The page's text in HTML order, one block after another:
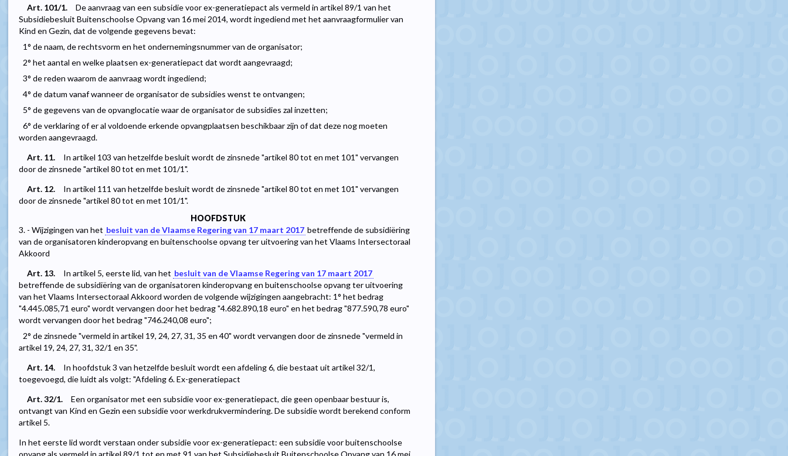
Art. 101/1.
De aanvraag van een subsidie voor ex-generatiepact als vermeld in artikel 89/1 van het
Subsidiebesluit Buitenschoolse Opvang van 16 mei 2014, wordt ingediend met het aanvraagformulier van
Kind en Gezin, dat de volgende gegevens bevat:
1° de naam, de rechtsvorm en het ondernemingsnummer van de organisator;
2° het aantal en welke plaatsen ex-generatiepact dat wordt aangevraagd;
3° de reden waarom de aanvraag wordt ingediend;
4° de datum vanaf wanneer de organisator de subsidies wenst te ontvangen;
5° de gegevens van de opvanglocatie waar de organisator de subsidies zal inzetten;
6° de verklaring of er al voldoende erkende opvangplaatsen beschikbaar zijn of dat deze nog moeten
worden aangevraagd.
Art. 11.
In artikel 103 van hetzelfde besluit wordt de zinsnede "artikel 80 tot en met 101" vervangen
door de zinsnede "artikel 80 tot en met 101/1".
Art. 12.
In artikel 111 van hetzelfde besluit wordt de zinsnede "artikel 80 tot en met 101" vervangen
door de zinsnede "artikel 80 tot en met 101/1".
HOOFDSTUK
3. - Wijzigingen van het besluit van de Vlaamse Regering van 17 maart 2017 betreffende de subsidiëring
van de organisatoren kinderopvang en buitenschoolse opvang ter uitvoering van het Vlaams Intersectoraal
Akkoord
Art. 13.
In artikel 5, eerste lid, van het besluit van de Vlaamse Regering van 17 maart 2017
betreffende de subsidiëring van de organisatoren kinderopvang en buitenschoolse opvang ter uitvoering
van het Vlaams Intersectoraal Akkoord worden de volgende wijzigingen aangebracht: 1° het bedrag
"4.445.085,71 euro" wordt vervangen door het bedrag "4.682.890,18 euro" en het bedrag "877.590,78 euro"
wordt vervangen door het bedrag "746.240,08 euro";
2° de zinsnede "vermeld in artikel 19, 24, 27, 31, 35 en 40" wordt vervangen door de zinsnede "vermeld in
artikel 19, 24, 27, 31, 32/1 en 35".
Art. 14.
In hoofdstuk 3 van hetzelfde besluit wordt een afdeling 6, die bestaat uit artikel 32/1,
toegevoegd, die luidt als volgt: "Afdeling 6. Ex-generatiepact
Art. 32/1.
Een organisator met een subsidie voor ex-generatiepact, die geen openbaar bestuur is,
ontvangt van Kind en Gezin een subsidie voor werkdrukvermindering. De subsidie wordt berekend conform
artikel 5.
In het eerste lid wordt verstaan onder subsidie voor ex-generatiepact: een subsidie voor buitenschoolse
opvang als vermeld in artikel 89/1 tot en met 91 van het Subsidiebesluit Buitenschoolse Opvang van 16 mei